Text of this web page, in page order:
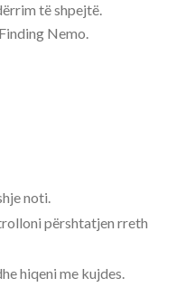
të shpejtë.
Nemo.
noti.
përshtatjen rreth
hiqeni me kujdes.